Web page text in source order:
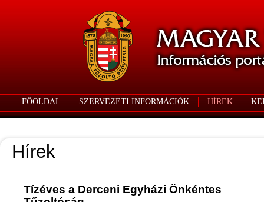
FŐOLDAL SZERVEZETI INFORMÁCIÓK HÍREK
Hírek
Tízéves a Derceni Egyházi Önkéntes